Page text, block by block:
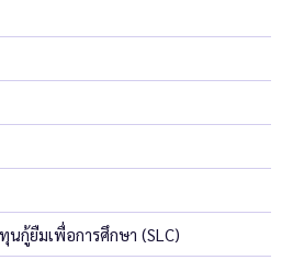
กู้ยืมเพื่อการศึกษา (SLC)